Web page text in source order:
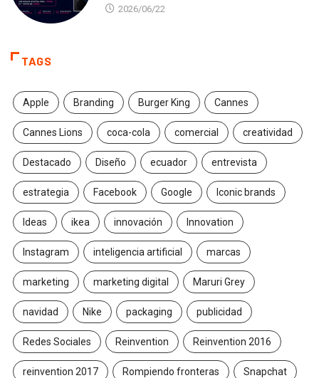
2026/06/22
TAGS
Apple Branding Burger King Cannes
Cannes Lions coca-cola comercial creatividad
Destacado Diseño ecuador entrevista
estrategia Facebook Google Iconic brands
Ideas ikea innovación Innovation
Instagram inteligencia artificial marcas
marketing marketing digital Maruri Grey
navidad Nike packaging publicidad
Redes Sociales Reinvention Reinvention 2016
reinvention 2017 Rompiendo fronteras Snapchat